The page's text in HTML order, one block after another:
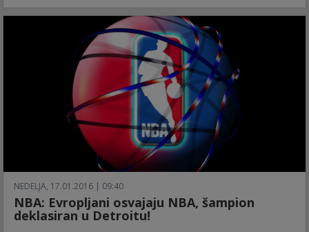
NEDELJA, 17.01.2016 | 09:40
NBA: Evropljani osvajaju NBA, šampion
deklasiran u Detroitu!